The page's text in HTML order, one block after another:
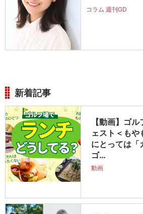
コラム 週刊GD
新着記事
【動画】ゴ
ェスト＜も
にとっては「
ゴ…
動画